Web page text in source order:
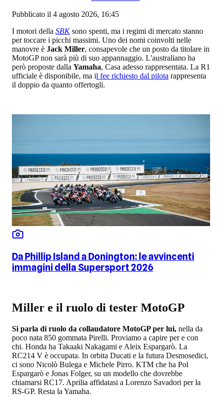
Pubblicato il 4 agosto 2026, 16:45
I motori della SBK sono spenti, ma i regimi di mercato stanno
per toccare i picchi massimi. Uno dei nomi coinvolti nelle
manovre è Jack Miller, consapevole che un posto da titolare in
MotoGP non sarà più di suo appannaggio. L'australiano ha
però proposte dalla Yamaha, Casa adesso rappresentata. La R1
ufficiale è disponibile, ma il fee richiesto dal pilota rappresenta
il doppio da quanto offertogli.
Da Phillip Island a Donington: le avvincenti
immagini della Supersport 2026
Miller e il ruolo di tester MotoGP
Si parla di ruolo da collaudatore MotoGP per lui, nella da
poco nata 850 gommata Pirelli. Proviamo a capire per e con
chi. Honda ha Takaaki Nakagami e Aleix Espargarò. La
RC214 V è occupata. In orbita Ducati e la futura Desmosedici,
ci sono Nicolò Bulega e Michele Pirro. KTM che ha Pol
Espargarò e Jonas Folger, su un modello che dovrebbe
chiamarsi RC17. Aprilia affidatasi a Lorenzo Savadori per la
RS-GP. Resta la Yamaha.